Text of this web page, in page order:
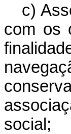
c)
com os
social;